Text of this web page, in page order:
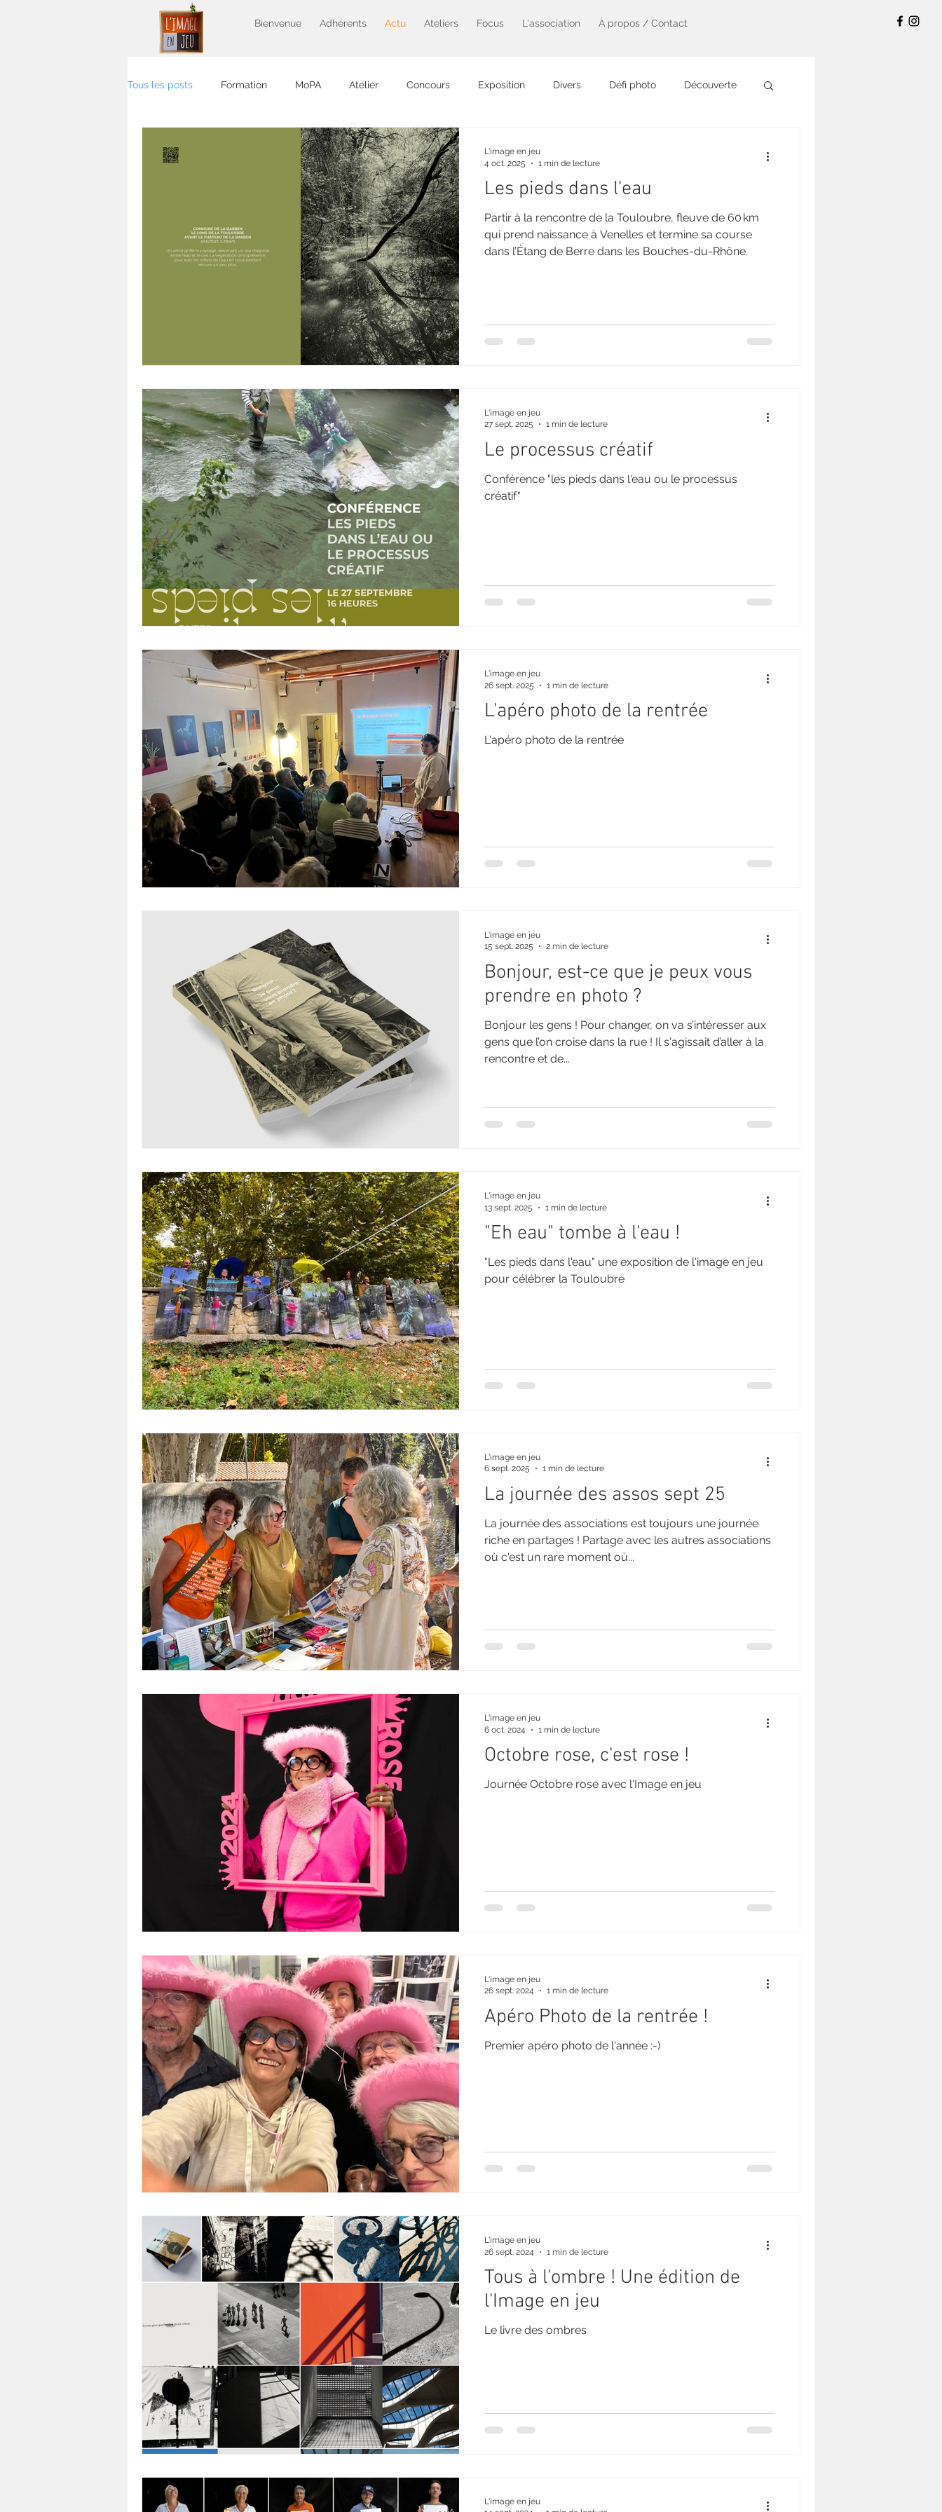
Bienvenue Adhérents Actu Ateliers Focus L'association À propos / Contact
Tous les posts Formation MoPA Atelier Concours Exposition Divers Défi photo Découverte
Projet photo
Les pieds dans l'eau
Partir à la rencontre de la Touloubre, fleuve de 60 km
qui prend naissance à Venelles et termine sa course
dans l’Étang de Berre dans les Bouches-du-Rhône.
L'image en jeu
4 oct. 2025
1 min de lecture
Le processus créatif
Conférence "les pieds dans l'eau ou le processus
créatif"
L'image en jeu
27 sept. 2025
1 min de lecture
L'apéro photo de la rentrée
L'apéro photo de la rentrée
L'image en jeu
26 sept. 2025
1 min de lecture
Bonjour, est-ce que je peux vous
prendre en photo ?
Bonjour les gens ! Pour changer, on va s’intéresser aux
gens que l’on croise dans la rue ! Il s'agissait d’aller à la
rencontre et de...
L'image en jeu
15 sept. 2025
2 min de lecture
"Eh eau" tombe à l'eau !
"Les pieds dans l'eau" une exposition de l'image en jeu
pour célébrer la Touloubre
L'image en jeu
13 sept. 2025
1 min de lecture
La journée des assos sept 25
La journée des associations est toujours une journée
riche en partages ! Partage avec les autres associations
où c'est un rare moment où...
L'image en jeu
6 sept. 2025
1 min de lecture
Octobre rose, c'est rose !
Journée Octobre rose avec l'Image en jeu
L'image en jeu
6 oct. 2024
1 min de lecture
Apéro Photo de la rentrée !
Premier apéro photo de l'année :-)
L'image en jeu
26 sept. 2024
1 min de lecture
Tous à l'ombre ! Une édition de
l'Image en jeu
Le livre des ombres
L'image en jeu
26 sept. 2024
1 min de lecture
L'image en jeu